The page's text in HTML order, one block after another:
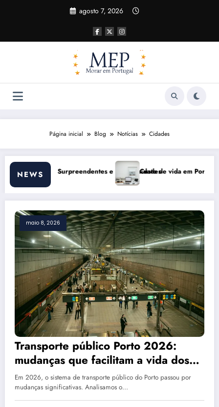
agosto 7, 2026
Página inicial Blog Notícias Cidades
NEWS
2026: impactos reais e ajustes necessáriosComunicação com
maio 8, 2026
Transporte público Porto 2026:
mudanças que facilitam a vida dos
imigrantes
Em 2026, o sistema de transporte público do Porto passou por
mudanças significativas. Analisamos o…